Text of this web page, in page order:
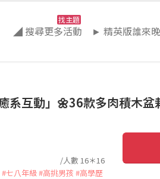
◢ 搜尋更多活動
找主題
► 精英版誰來
互動」🌼36款多肉積木盆
/人數 16＊16
#七八年級#高挑男孩 #高學歷